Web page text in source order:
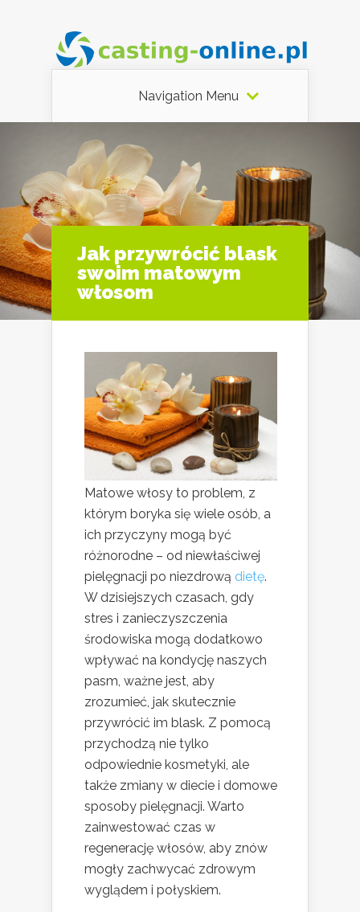
Navigation Menu
Jak przywrócić blask
swoim matowym
włosom
Matowe włosy to problem, z
którym boryka się wiele osób, a
ich przyczyny mogą być
różnorodne – od niewłaściwej
pielęgnacji po niezdrową dietę.
W dzisiejszych czasach, gdy
stres i zanieczyszczenia
środowiska mogą dodatkowo
wpływać na kondycję naszych
pasm, ważne jest, aby
zrozumieć, jak skutecznie
przywrócić im blask. Z pomocą
przychodzą nie tylko
odpowiednie kosmetyki, ale
także zmiany w diecie i domowe
sposoby pielęgnacji. Warto
zainwestować czas w
regenerację włosów, aby znów
mogły zachwycać zdrowym
wyglądem i połyskiem.